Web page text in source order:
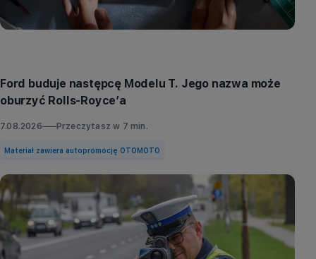
Ford buduje następcę Modelu T. Jego nazwa może
oburzyć Rolls-Royce’a
7.08.2026 Przeczytasz w 7 min.
Materiał zawiera autopromocję OTOMOTO